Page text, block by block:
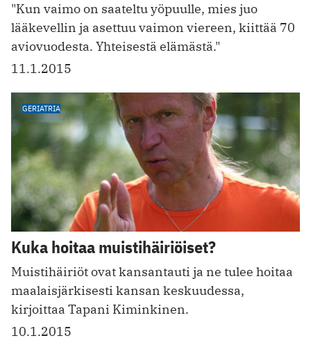
"Kun vaimo on saateltu yöpuulle, mies juo
lääkevellin ja asettuu vaimon viereen, kiittää 70
aviovuodesta. Yhteisestä elämästä."
11.1.2015
GERIATRIA
Kuka hoitaa muistihäiriöiset?
Muistihäiriöt ovat kansantauti ja ne tulee hoitaa
maalaisjärkisesti kansan keskuudessa,
kirjoittaa Tapani Kiminkinen.
10.1.2015